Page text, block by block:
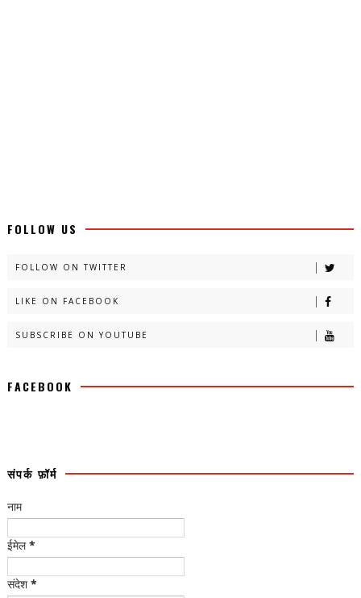
FOLLOW US
FOLLOW ON TWITTER
LIKE ON FACEBOOK
SUBSCRIBE ON YOUTUBE
FACEBOOK
संपर्क फ़ॉर्म
नाम
ईमेल*
संदेश *